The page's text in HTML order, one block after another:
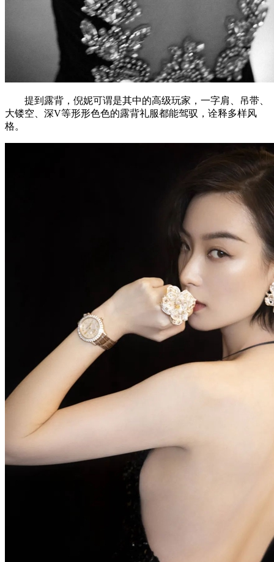
提到露背，倪妮可谓是其中的高级玩家，一字肩、吊带、
大镂空、深V等形形色色的露背礼服都能驾驭，诠释多样风
格。